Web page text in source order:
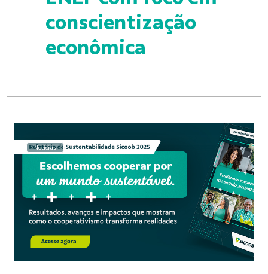
conscientização
econômica
Notícias